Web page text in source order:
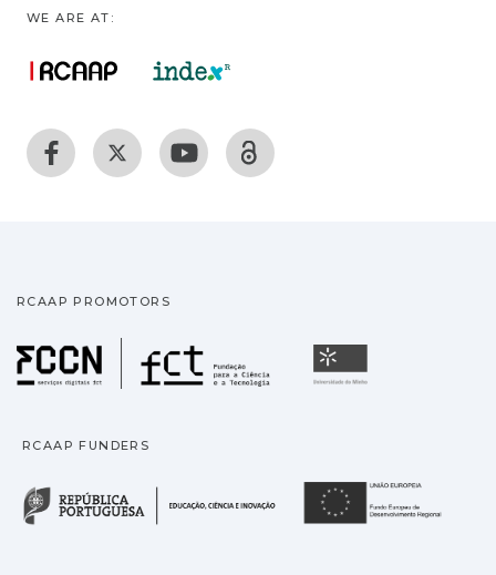
WE ARE AT:
RCAAP PROMOTORS
Fundação para a
RCAAP FUNDERS
República Portuguesa